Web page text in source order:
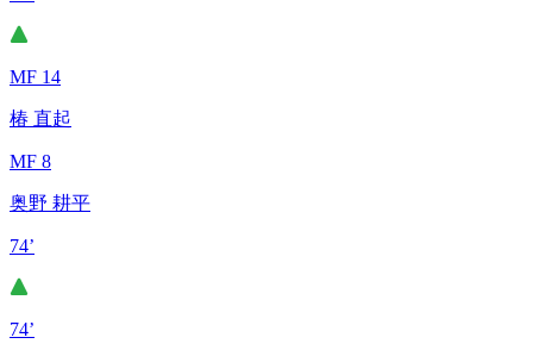
MF 14
椿 直起
MF 8
奥野 耕平
74’
74’